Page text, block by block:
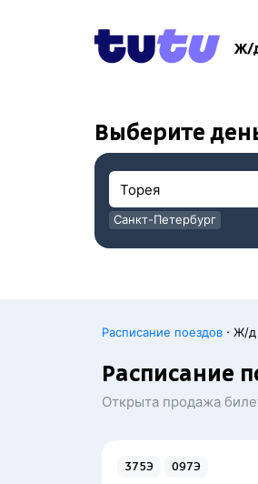
Ж/
Выберите
Санкт-Петербург
Расписание поездов · Ж/д
Расписание
Открыта продажа
375Э 097Э